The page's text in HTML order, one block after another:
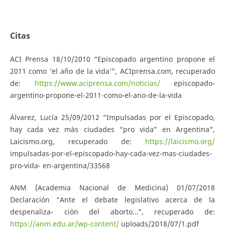
Citas
ACI Prensa 18/10/2010 “Episcopado argentino propone el
2011 como ‘el año de la vida’”, ACIprensa.com, recuperado
de: https://www.aciprensa.com/noticias/episcopado-
argentino-propone-el-2011-como-el-ano-de-la-vida
Álvarez, Lucía 25/09/2012 “Impulsadas por el Episcopado,
hay cada vez más ciudades “pro vida” en Argentina”,
Laicismo.org, recuperado de: https://laicismo.org/
impulsadas-por-el-episcopado-hay-cada-vez-mas-ciudades-
pro-vida- en-argentina/33568
ANM (Academia Nacional de Medicina) 01/07/2018
Declaración “Ante el debate legislativo acerca de la
despenaliza- ción del aborto…”, recuperado de:
https://anm.edu.ar/wp-content/uploads/2018/07/1.pdf